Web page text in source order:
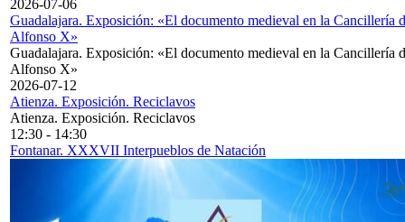
2026-07-06
Guadalajara. Exposición: «El documento medieval en la Cancillería
Alfonso X»
Guadalajara. Exposición: «El documento medieval en la Cancillería
Alfonso X»
2026-07-12
Atienza. Exposición. Reciclavos
Atienza. Exposición. Reciclavos
12:30 - 14:30
Fontanar. XXXVII Interpueblos de Natación